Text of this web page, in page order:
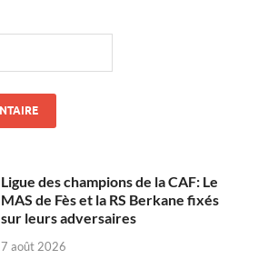
Ligue des champions de la CAF: Le
MAS de Fès et la RS Berkane fixés
sur leurs adversaires
7 août 2026